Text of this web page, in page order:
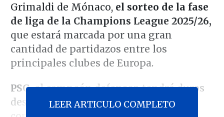
Grimaldi de Mónaco, el sorteo de la fase
de liga de la Champions League 2025/26,
que estará marcada por una gran
cantidad de partidazos entre los
principales clubes de Europa.
PSG, el campeón defensor, tendrá duros
desafíos, ya que enfrentará a clubes
LEER ARTICULO COMPLETO